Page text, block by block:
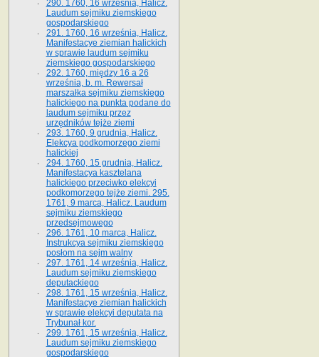
290. 1760, 16 września, Halicz.
Laudum sejmiku ziemskiego
gospodarskiego
291. 1760, 16 września, Halicz.
Manifestacye ziemian halickich
w sprawie laudum sejmiku
ziemskiego gospodarskiego
292. 1760, między 16 a 26
września, b. m. Rewersał
marszałka sejmiku ziemskiego
halickiego na punkta podane do
laudum sejmiku przez
urzędników tejże ziemi
293. 1760, 9 grudnia, Halicz.
Elekcya podkomorzego ziemi
halickiej
294. 1760, 15 grudnia, Halicz.
Manifestacya kasztelana
halickiego przeciwko elekcyi
podkomorzego tejże ziemi. 295.
1761, 9 marca, Halicz. Laudum
sejmiku ziemskiego
przedsejmowego
296. 1761, 10 marca, Halicz.
Instrukcya sejmiku ziemskiego
posłom na sejm walny
297. 1761, 14 września, Halicz.
Laudum sejmiku ziemskiego
deputackiego
298. 1761, 15 września, Halicz.
Manifestacye ziemian halickich
w sprawie elekcyi deputata na
Trybunał kor.
299. 1761, 15 września, Halicz.
Laudum sejmiku ziemskiego
gospodarskiego